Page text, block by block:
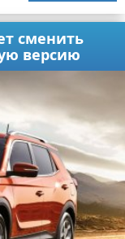
сменить
версию